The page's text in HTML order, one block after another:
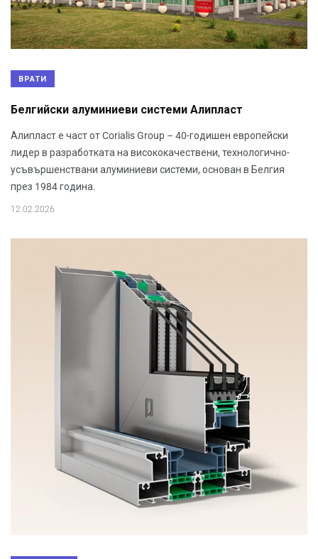
ВРАТИ
Белгийски алуминиеви системи Алипласт
Алипласт е част от Corialis Group – 40-годишен европейски
лидер в разработката на висококачествени, технологично-
усъвършенствани алуминиеви системи, основан в Белгия
през 1984 година.
12.02.2026